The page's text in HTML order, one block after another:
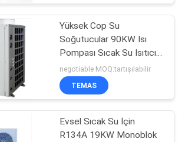
Kaynaklı Isı
Yüksek Cop Su
Soğutucular 90KW Isı
Pompası Sıcak Su Isıtıcı
IPX4
negotiable MOQ:tartışılabilir
TEMAS
Evsel Sıcak Su İçin
R134A 19KW Monoblok